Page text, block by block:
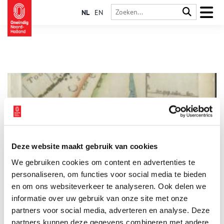
Deze website maakt gebruik van cookies
We gebruiken cookies om content en advertenties te
personaliseren, om functies voor social media te bieden
en om ons websiteverkeer te analyseren. Ook delen we
informatie over uw gebruik van onze site met onze
partners voor social media, adverteren en analyse. Deze
partners kunnen deze gegevens combineren met andere
NL EN
Waar nu het hart van de Randstad driftig klopt, dommelde
eeuwen geleden uitgestrekt waterland onder brede
wolkenluchten. Dijkweggetjes doorsneden het Amstellandse
meren- en plassengebied. Wie indertijd van Amsterdam naar
Leiden reisde, keek uit over Legmeer en Haarlemmermeer.
Water, alom water. Totdat midden negentiende eeuw het
Haarlemmermeer werd leeg gepompt. Het Legmeer klotste en